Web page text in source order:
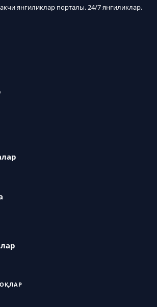
янгиликлар порталы. 24/7 янгиликлар.